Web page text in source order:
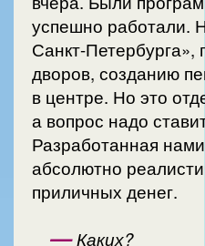
успешно работали.
Санкт-Петербурга»,
дворов, созданию
в центре. Но это
а вопрос надо
Разработанная
абсолютно
приличных денег.
—Каких?